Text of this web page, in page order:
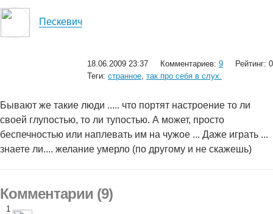
Пескевич
18.06.2009 23:37 Комментариев: 9
Рейтинг: 0
Теги: странное, так про себя в слух.
Бывают же такие люди ..... что портят настроение то ли
своей глупостью, то ли тупостью. А может, просто
беспечностью или наплевать им на чужое ... Даже играть ...
знаете ли.... желание умерло (по другому и не скажешь)
Комментарии (9)
1